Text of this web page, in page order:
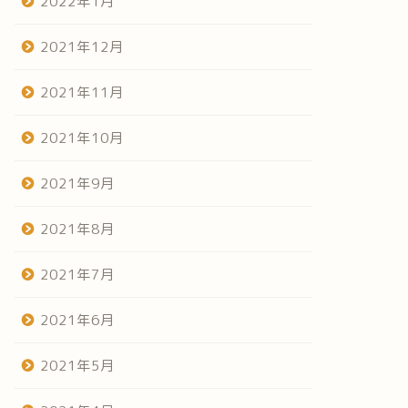
2021年12月
2021年11月
2021年10月
2021年9月
2021年8月
2021年7月
2021年6月
2021年5月